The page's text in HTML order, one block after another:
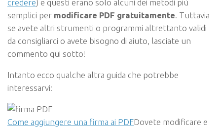
credere) e questi erano solo alcuni dei metodi più
semplici per modificare PDF gratuitamente. Tuttavia
se avete altri strumenti o programmi altrettanto validi
da consigliarci o avete bisogno di aiuto, lasciate un
commento qui sotto!
Intanto ecco qualche altra guida che potrebbe
interessarvi:
Come aggiungere una firma ai PDFDovete modificare e